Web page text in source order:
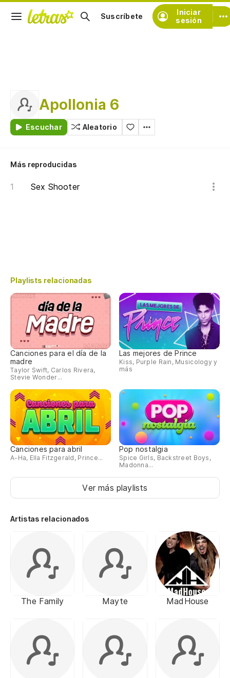
Iniciar
sesión
Suscríbete
Apollonia 6
Escuchar Aleatorio
Más reproducidas
Sex Shooter
Playlists relacionadas
Canciones para el día de la
madre
Taylor Swift, Carlos Rivera,
Stevie Wonder...
Las mejores de Prince
Kiss, Purple Rain, Musicology y
más
Canciones para abril
A-Ha, Ella Fitzgerald, Prince...
Pop nostalgia
Spice Girls, Backstreet Boys,
Madonna...
Ver más playlists
Artistas relacionados
The Family Mayte MadHouse